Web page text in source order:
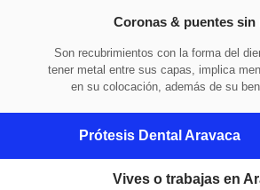
Coronas & puentes sin
Son recubrimientos con la forma del
tener metal entre sus capas, implica
en su colocación, además de su
Prótesis Dental Aravaca
Vives o trabajas en